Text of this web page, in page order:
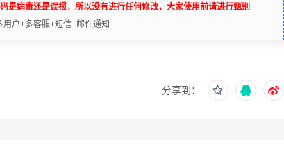
是病毒还是误报，所以没有进行任何修改，大家使用前请进行甄别
户+多客服+短信+邮件通知
分享到：